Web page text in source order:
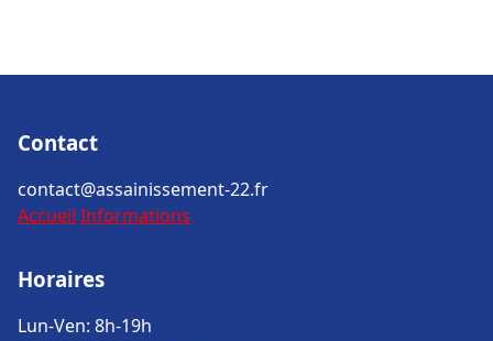
Contact
contact@assainissement-22.fr
Accueil Informations
Horaires
Lun-Ven: 8h-19h